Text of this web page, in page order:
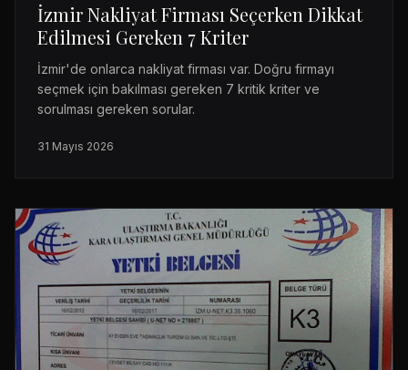
İzmir Nakliyat Firması Seçerken Dikkat
Edilmesi Gereken 7 Kriter
İzmir'de onlarca nakliyat firması var. Doğru firmayı
seçmek için bakılması gereken 7 kritik kriter ve
sorulması gereken sorular.
31 Mayıs 2026